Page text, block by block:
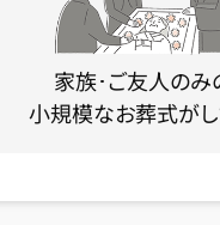
家族･ご友人のみ
小規模なお葬式が